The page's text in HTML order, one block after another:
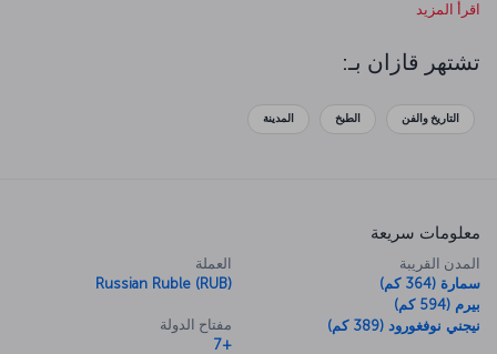
الغامضة وجهة سياحية مشهورة.
اقرأ المزيد
تشتهر قازان بـ:
التاريخ والفن الطبخ المدينة
معلومات سريعة
المدن القريبة
سمارة (364 كم)
بيرم (594 كم)
نيجني نوفغورود (389 كم)
العملة
Russian Ruble (RUB)
مفتاح الدولة
+7